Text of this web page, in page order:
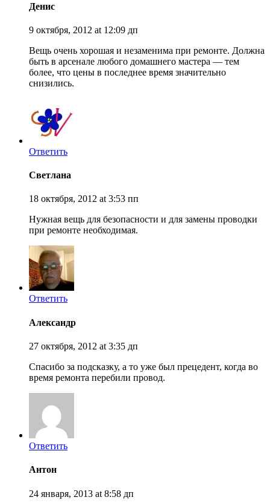
Денис
9 октября, 2012 at 12:09 дп
Вещь очень хорошая и незаменима при ремонте. Должна
быть в арсенале любого домашнего мастера — тем
более, что цены в последнее время значительно
снизились.
Ответить
Светлана
18 октября, 2012 at 3:53 пп
Нужная вещь для безопасности и для замены проводки
при ремонте необходимая.
Ответить
Александр
27 октября, 2012 at 3:35 дп
Спасибо за подсказку, а то уже был прецедент, когда во
время ремонта перебили провод.
Ответить
Антон
24 января, 2013 at 8:58 дп